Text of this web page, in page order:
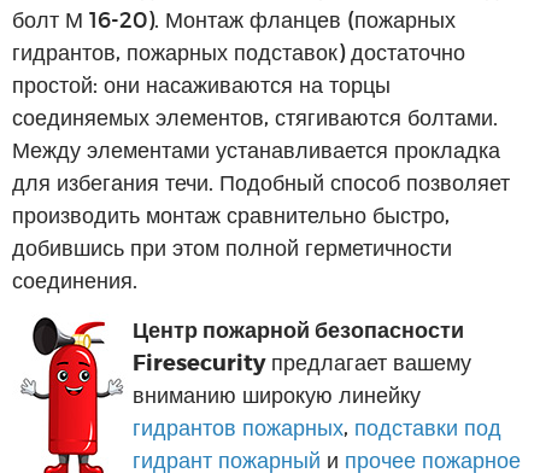
болт М 16-20). Монтаж фланцев (пожарных
гидрантов, пожарных подставок) достаточно
простой: они насаживаются на торцы
соединяемых элементов, стягиваются болтами.
Между элементами устанавливается прокладка
для избегания течи. Подобный способ позволяет
производить монтаж сравнительно быстро,
добившись при этом полной герметичности
соединения.
Центр пожарной безопасности
Firesecurityпредлагает вашему
вниманию широкую линейку
гидрантов пожарных, подставки под
гидрант пожарный и прочее пожарное